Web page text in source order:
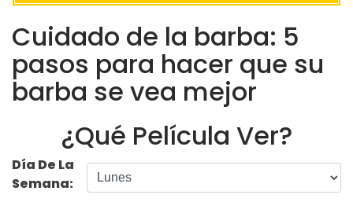
Cuidado de la barba: 5
pasos para hacer que su
barba se vea mejor
¿Qué Película Ver?
Día De La
Semana: